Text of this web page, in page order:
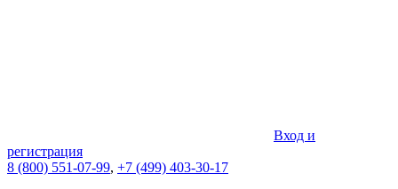
Вход и
регистрация
8 (800) 551-07-99, +7 (499) 403-30-17